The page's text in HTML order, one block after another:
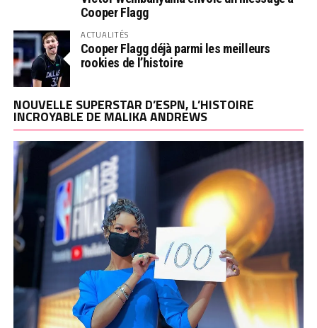
Cooper Flagg
ACTUALITÉS
Cooper Flagg déjà parmi les meilleurs
rookies de l’histoire
NOUVELLE SUPERSTAR D’ESPN, L’HISTOIRE
INCROYABLE DE MALIKA ANDREWS